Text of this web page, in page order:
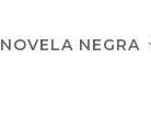
NOVELA NEGRA